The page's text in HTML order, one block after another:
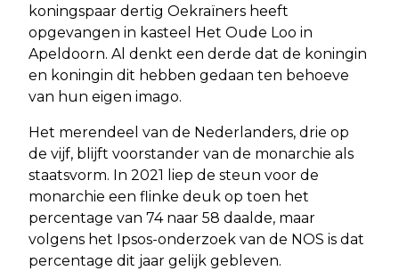
koningspaar dertig Oekraïners heeft
opgevangen in kasteel Het Oude Loo in
Apeldoorn. Al denkt een derde dat de koningin
en koningin dit hebben gedaan ten behoeve
van hun eigen imago.
Het merendeel van de Nederlanders, drie op
de vijf, blijft voorstander van de monarchie als
staatsvorm. In 2021 liep de steun voor de
monarchie een flinke deuk op toen het
percentage van 74 naar 58 daalde, maar
volgens het Ipsos-onderzoek van de NOS is dat
percentage dit jaar gelijk gebleven.